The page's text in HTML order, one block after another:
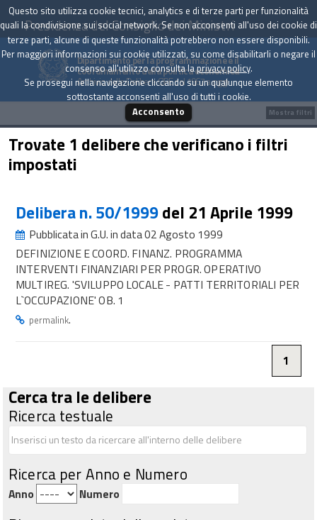
Presidenza del Consiglio dei Ministri
Dipartimento per la programmazione e il
coordinamento della politica economica
Archivio delle Delibere CIPE dal 1967 a oggi
Trovate 1 delibere che verificano i filtri
impostati
Delibera n. 50/1999del 21 Aprile 1999
Pubblicata in G.U. in data 02 Agosto 1999
DEFINIZIONE E COORD. FINANZ. PROGRAMMA
INTERVENTI FINANZIARI PER PROGR. OPERATIVO
MULTIREG. 'SVILUPPO LOCALE - PATTI TERRITORIALI PER
L`OCCUPAZIONE' OB. 1
permalink.
1
Cerca tra le delibere
Ricerca testuale
Ricerca per Anno e Numero
Anno Numero
Mostra filtri
Questo sito utilizza cookie tecnici, analytics e di terze parti per funzionalità
quali la condivisione sui social network. Se non acconsenti all'uso dei cookie di
terze parti, alcune di queste funzionalità potrebbero non essere disponibili.
Per maggiori informazioni sui cookie utilizzati, su come disabilitarli o negare il
consenso all'utilizzo consulta laprivacy policy.
Se prosegui nella navigazione cliccando su un qualunque elemento
sottostante acconsenti all'uso di tutti i cookie.
Acconsento